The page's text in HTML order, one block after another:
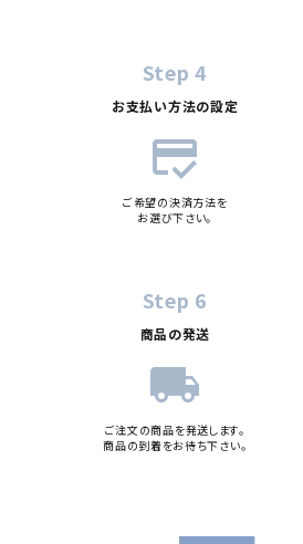
Step 4
お支払い方法の設定
credit_score
ご希望の決済方法を
お選び下さい。
Step 6
商品の発送
local_shipping
ご注文の商品を発送します。
商品の到着をお待ち下さい。